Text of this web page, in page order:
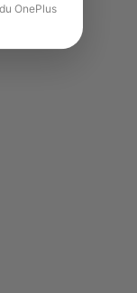
OnePlus